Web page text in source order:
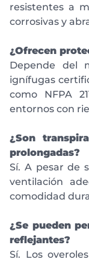
resistentes a
corrosivas y
¿Ofrecen
Depende del
ignífugas
como NFPA
entornos con
¿Son
prolongadas?
Sí. A pesar de
ventilación
comodidad
¿Se pueden
reflejantes?
Sí. Los